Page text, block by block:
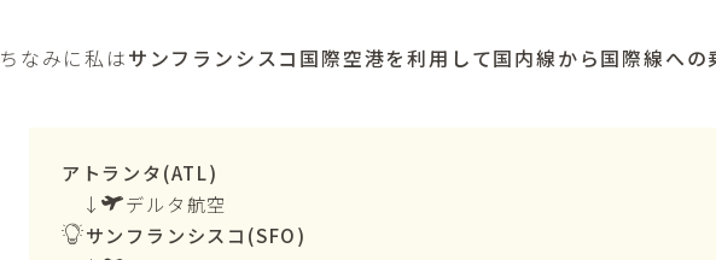
ちなみに私はサンフランシスコ国際空港を利用して国内線から国際線への
アトランタ(ATL)
↓
デルタ航空
サンフランシスコ(SFO)